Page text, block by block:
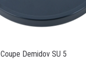
Coupe Demidov SU 5